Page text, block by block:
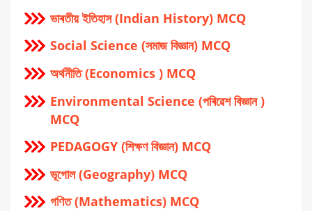
ভাৰতীয় ইতিহাস (Indian History) MCQ
Social Science (সমাজ বিজ্ঞান) MCQ
অর্থনীতি (Economics ) MCQ
Environmental Science (পৰিৱেশ বিজ্ঞান )
MCQ
PEDAGOGY (শিক্ষণ বিজ্ঞান) MCQ
ভূগোল (Geography) MCQ
গণিত (Mathematics) MCQ